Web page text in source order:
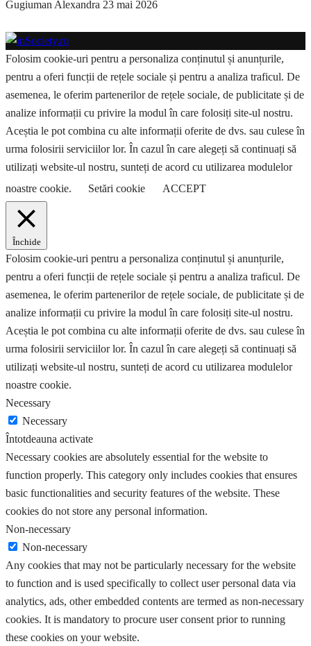
Gugiuman Alexandra 23 mai 2026
Folosim cookie-uri pentru a personaliza conținutul și anunțurile,
pentru a oferi funcții de rețele sociale și pentru a analiza traficul. De
asemenea, le oferim partenerilor de rețele sociale, de publicitate și de
analize informații cu privire la modul în care folosiți site-ul nostru.
Aceștia le pot combina cu alte informații oferite de dvs. sau culese în
urma folosirii serviciilor lor. În cazul în care alegeți să continuați să
utilizați website-ul nostru, sunteți de acord cu utilizarea modulelor
noastre cookie.
Setări cookie ACCEPT
Închide
Folosim cookie-uri pentru a personaliza conținutul și anunțurile,
pentru a oferi funcții de rețele sociale și pentru a analiza traficul. De
asemenea, le oferim partenerilor de rețele sociale, de publicitate și de
analize informații cu privire la modul în care folosiți site-ul nostru.
Aceștia le pot combina cu alte informații oferite de dvs. sau culese în
urma folosirii serviciilor lor. În cazul în care alegeți să continuați să
utilizați website-ul nostru, sunteți de acord cu utilizarea modulelor
noastre cookie.
Necessary
Necessary
Întotdeauna activate
Necessary cookies are absolutely essential for the website to
function properly. This category only includes cookies that ensures
basic functionalities and security features of the website. These
cookies do not store any personal information.
Non-necessary
Non-necessary
Any cookies that may not be particularly necessary for the website
to function and is used specifically to collect user personal data via
analytics, ads, other embedded contents are termed as non-necessary
cookies. It is mandatory to procure user consent prior to running
these cookies on your website.